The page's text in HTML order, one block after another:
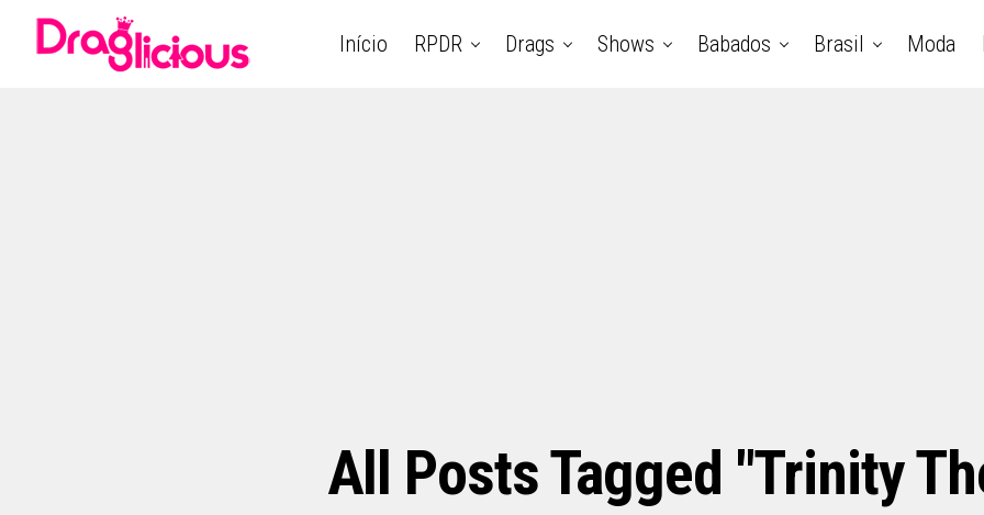
Início RPDR Drags Shows Babados Brasil Moda
All Posts Tagged "trinity